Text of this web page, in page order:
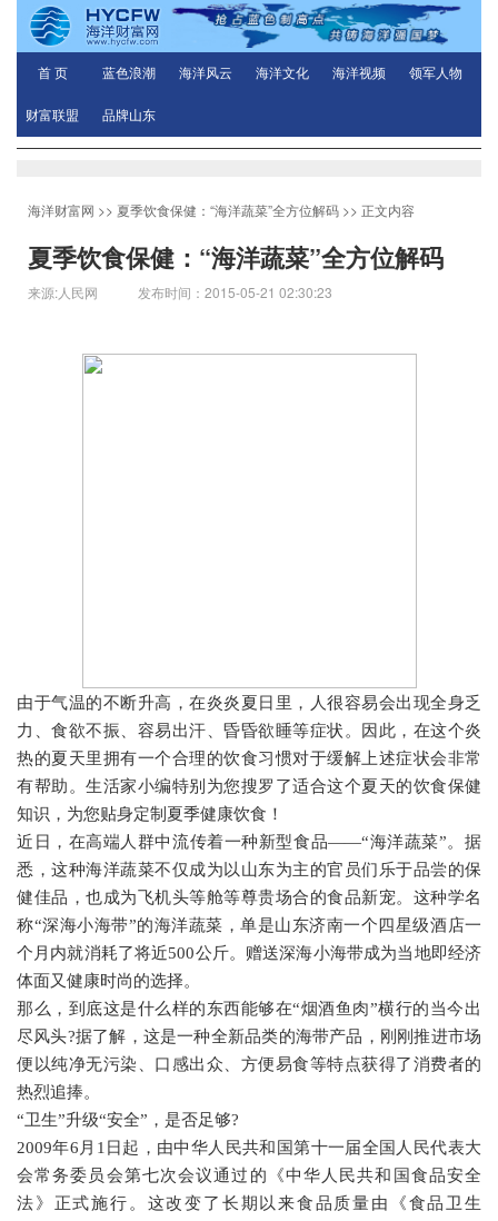
首 页 蓝色浪潮 海洋风云 海洋文化 海洋视频 领军人物
财富联盟 品牌山东
海洋财富网 >> 夏季饮食保健：“海洋蔬菜”全方位解码 >> 正文内容
夏季饮食保健：“海洋蔬菜”全方位解码
来源:人民网 发布时间：2015-05-21 02:30:23
由于气温的不断升高，在炎炎夏日里，人很容易会出现全身乏
力、食欲不振、容易出汗、昏昏欲睡等症状。因此，在这个炎
热的夏天里拥有一个合理的饮食习惯对于缓解上述症状会非常
有帮助。生活家小编特别为您搜罗了适合这个夏天的饮食保健
知识，为您贴身定制夏季健康饮食！
近日，在高端人群中流传着一种新型食品——“海洋蔬菜”。据
悉，这种海洋蔬菜不仅成为以山东为主的官员们乐于品尝的保
健佳品，也成为飞机头等舱等尊贵场合的食品新宠。这种学名
称“深海小海带”的海洋蔬菜，单是山东济南一个四星级酒店一
个月内就消耗了将近500公斤。赠送深海小海带成为当地即经济
体面又健康时尚的选择。
那么，到底这是什么样的东西能够在“烟酒鱼肉”横行的当今出
尽风头?据了解，这是一种全新品类的海带产品，刚刚推进市场
便以纯净无污染、口感出众、方便易食等特点获得了消费者的
热烈追捧。
“卫生”升级“安全” ，是否足够?
2009年6月 1 日起，由中华人民共和国第十一届全国人民代表大
会常务委员会第七次会议通过的《中华人民共和国食品安全
法》正式施行。这改变了长期以来食品质量由《食品卫生